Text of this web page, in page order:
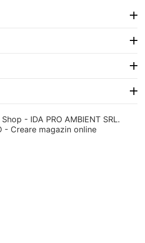
- IDA PRO AMBIENT SRL.
- Creare magazin online